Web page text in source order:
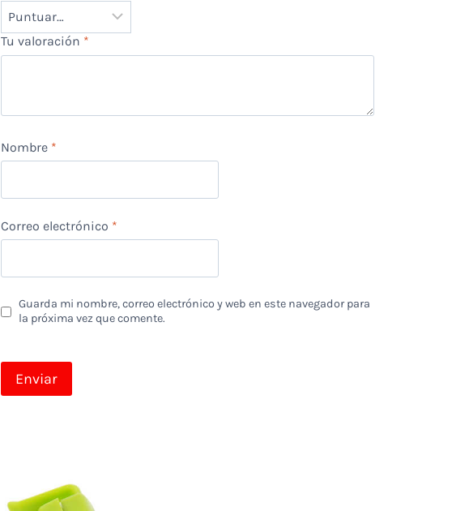
Tu valoración *
Nombre *
Correo electrónico *
Guarda mi nombre, correo electrónico y web en este navegador para
la próxima vez que comente.